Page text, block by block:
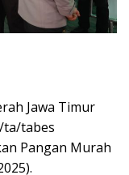
Jawa Timur
ta/tabes
Pangan Murah